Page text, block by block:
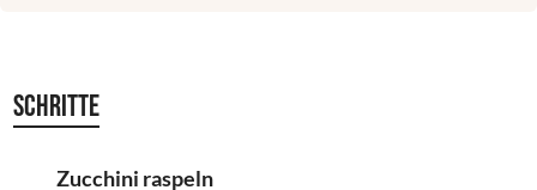
Schritte
Zucchini raspeln